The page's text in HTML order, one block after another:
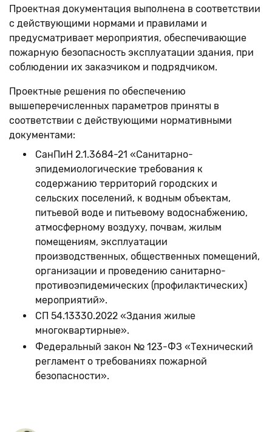
Проектная документация выполнена в соответствии
с действующими нормами и правилами и
предусматривает мероприятия, обеспечивающие
пожарную безопасность эксплуатации здания, при
соблюдении их заказчиком и подрядчиком.
Проектные решения по обеспечению
вышеперечисленных параметров приняты в
соответствии с действующими нормативными
документами:
СанПиН 2.1.3684-21 «Санитарно-
эпидемиологические требования к
содержанию территорий городских и
сельских поселений, к водным объектам,
питьевой воде и питьевому водоснабжению,
атмосферному воздуху, почвам, жилым
помещениям, эксплуатации
производственных, общественных помещений,
организации и проведению санитарно-
противоэпидемических (профилактических)
мероприятий».
СП 54.13330.2022 «Здания жилые
многоквартирные».
Федеральный закон № 123-ФЗ «Технический
регламент о требованиях пожарной
безопасности».